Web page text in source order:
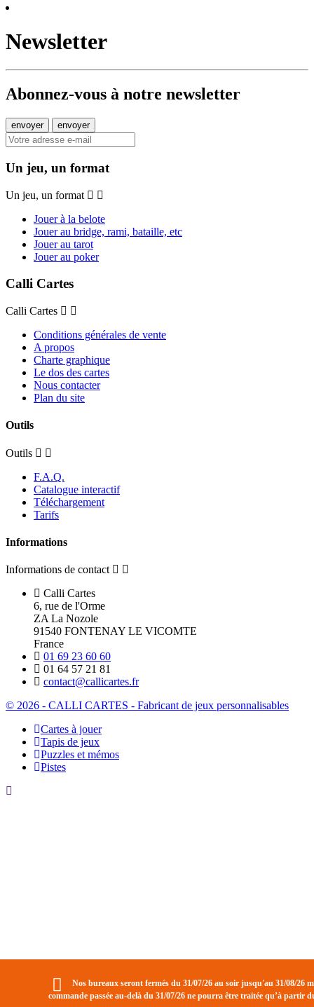
Nos bureaux seront fermés du 31/07/26 au soir jusqu'au 31/08/26
commande passée au-delà du 31/07/26 ne pourra être traitée qu’à partir
Newsletter
Abonnez-vous à notre newsletter
Un jeu, un format
Un jeu, un format
Jouer à la belote
Jouer au bridge, rami, bataille, etc
Jouer au tarot
Jouer au poker
Calli Cartes
Calli Cartes
Conditions générales de vente
A propos
Charte graphique
Le dos des cartes
Nous contacter
Plan du site
Outils
Outils
F.A.Q.
Catalogue interactif
Téléchargement
Tarifs
Informations
Informations de contact
Calli Cartes
6, rue de l'Orme
ZA La Nozole
91540 FONTENAY LE VICOMTE
France
01 69 23 60 60
01 64 57 21 81
contact@callicartes.fr
© 2026 - CALLI CARTES - Fabricant de jeux personnalisables
Cartes à jouer
Tapis de jeux
Puzzles et mémos
Pistes